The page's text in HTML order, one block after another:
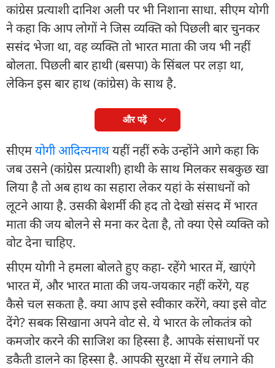
कांग्रेस प्रत्याशी दानिश अली पर भी निशाना साधा. सीएम योगी
ने कहा कि आप लोगों ने जिस व्यक्ति को पिछली बार चुनकर
ससंद भेजा था, वह व्यक्ति तो भारत माता की जय भी नहीं
बोलता. पिछली बार हाथी (बसपा) के सिंबल पर लड़ा था,
लेकिन इस बार हाथ (कांग्रेस) के साथ है.
और पढ़ें
सीएमयोगी आदित्यनाथयहीं नहीं रुके उन्होंने आगे कहा कि
जब उसने (कांग्रेस प्रत्याशी) हाथी के साथ मिलकर सबकुछ खा
लिया है तो अब हाथ का सहारा लेकर यहां के संसाधनों को
लूटने आया है. उसकी बेशर्मी की हद तो देखो संसद में भारत
माता की जय बोलने से मना कर देता है, तो क्या ऐसे व्यक्ति को
वोट देना चाहिए.
सीएम योगी ने हमला बोलते हुए कहा- रहेंगे भारत में, खाएंगे
भारत में, और भारत माता की जय-जयकार नहीं करेंगे, यह
कैसे चल सकता है. क्या आप इसे स्वीकार करेंगे, क्या इसे वोट
देंगे? सबक सिखाना अपने वोट से. ये भारत के लोकतंत्र को
कमजोर करने की साजिश का हिस्सा है. आपके संसाधनों पर
डकैती डालने का हिस्सा है. आपकी सुरक्षा में सेंध लगाने की